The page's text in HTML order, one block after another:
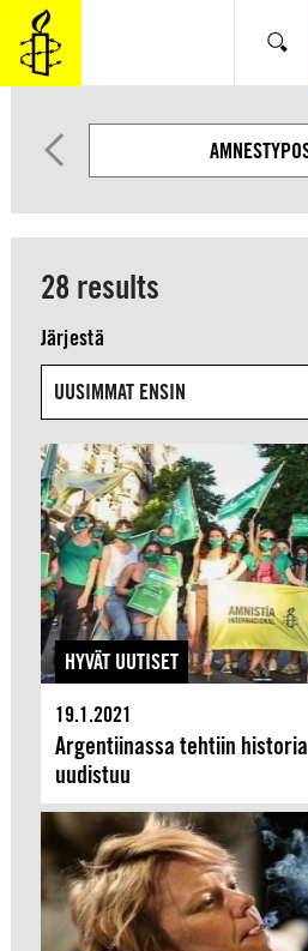
SIIRRY
VARSINAISEEN
SISÄLTÖÖN
Hae
28 results
Järjestä
HYVÄT UUTISET
19.1.2021
Argentiinassa tehtiin
uudistuu